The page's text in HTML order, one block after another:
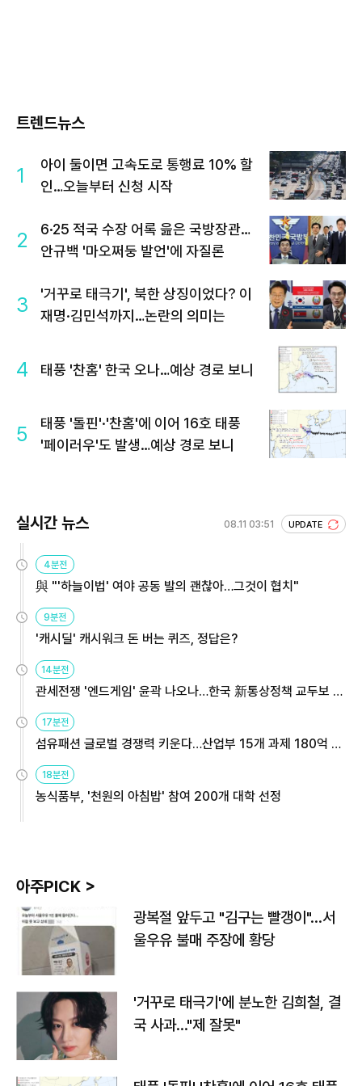
트렌드뉴스
1
아이 둘이면 고속도로 통행료 10% 할
인…오늘부터 신청 시작
2
6·25 적국 수장 어록 읊은 국방장관…
안규백 '마오쩌둥 발언'에 자질론
3
'거꾸로 태극기', 북한 상징이었다? 이
재명·김민석까지…논란의 의미는
4 태풍 '찬홈' 한국 오나…예상 경로 보니
5
태풍 '돌핀'·'찬홈'에 이어 16호 태풍
'페이러우'도 발생…예상 경로 보니
실시간 뉴스 08.11 03:51 UPDATE
4분전
與 "'하늘이법' 여야 공동 발의 괜찮아…그것이 협치"
9분전
'캐시딜' 캐시워크 돈 버는 퀴즈, 정답은?
14분전
관세전쟁 '엔드게임' 윤곽 나오나…한국 新통상정책 교두보 활
용해야
17분전
섬유패션 글로벌 경쟁력 키운다…산업부 15개 과제 180억 지
원
18분전
농식품부, '천원의 아침밥' 참여 200개 대학 선정
아주PICK >
광복절 앞두고 "김구는 빨갱이"…서
울우유 불매 주장에 황당
'거꾸로 태극기'에 분노한 김희철, 결
국 사과…"제 잘못"